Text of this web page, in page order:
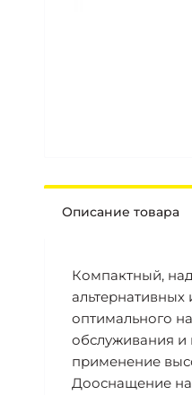
Описание товара
Компактный,
оптимального
обслуживания и
применение
Дооснащение